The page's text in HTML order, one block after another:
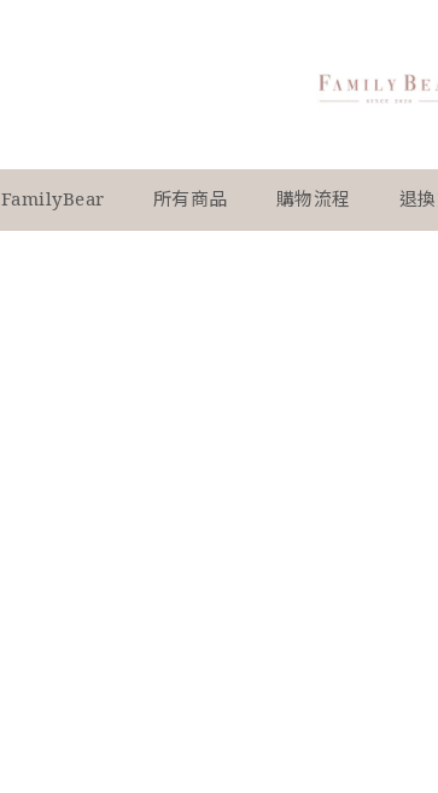
FamilyBear 所有商品 購物流程 退